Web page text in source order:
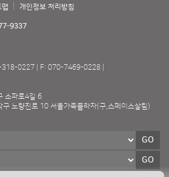
맵 개인정보 처리방침
9337
318-0227
F: 070-7469-0228
소파로4길 6
노량진로 10 서울가족플라자(구,스페이스살림)
GO
GO